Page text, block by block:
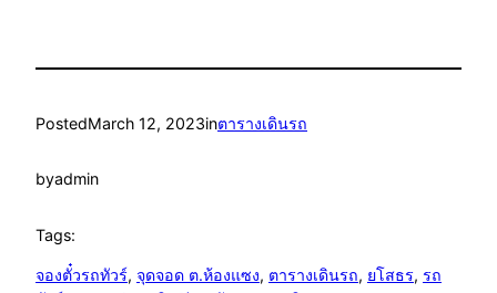
PostedMarch 12, 2023inตารางเดินรถ
byadmin
Tags:
จองตั๋วรถทัวร์, จุดจอด ต.ห้องแซง, ตารางเดินรถ, ยโสธร, รถ